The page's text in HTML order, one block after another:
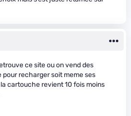
ce site ou on vend des
pour recharger soit meme ses
cartouche revient 10 fois moins